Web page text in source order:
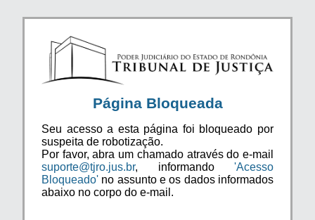
Página Bloqueada
Seu acesso a esta página foi bloqueado por
suspeita de robotização.
Por favor, abra um chamado através do e-mail
suporte@tjro.jus.br, informando 'Acesso
Bloqueado' no assunto e os dados informados
abaixo no corpo do e-mail.